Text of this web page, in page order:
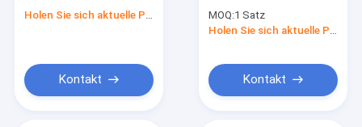
Installations-Satz
Holen Sie sich aktuelle Preis
Kontakt
Aluminiumlegierung
der Hardware-12mm
MOQ:1 Satz
Holen Sie sich aktuelle Preis
Kontakt